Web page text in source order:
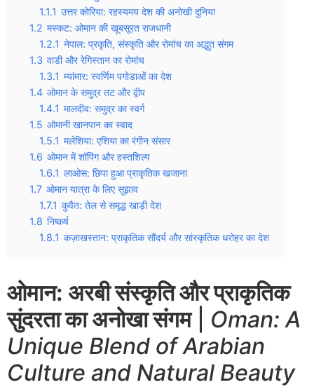
1.1.1 उत्तर कोरिया: रहस्यमय देश की अनोखी दुनिया
1.2 मस्कट: ओमान की खूबसूरत राजधानी
1.2.1 नेपाल: प्रकृति, संस्कृति और रोमांच का अद्भुत संगम
1.3 वाडी और रेगिस्तान का रोमांच
1.3.1 म्यांमार: स्वर्णिम पगोडाओं का देश
1.4 ओमान के समुद्र तट और द्वीप
1.4.1 मालदीव: समुद्र का स्वर्ग
1.5 ओमानी खानपान का स्वाद
1.5.1 मलेशिया: एशिया का रंगीन संसार
1.6 ओमान में शॉपिंग और हस्तशिल्प
1.6.1 लाओस: छिपा हुआ प्राकृतिक खजाना
1.7 ओमान यात्रा के लिए सुझाव
1.7.1 कुवैत: तेल से समृद्ध खाड़ी देश
1.8 निष्कर्ष
1.8.1 कज़ाखस्तान: प्राकृतिक सौंदर्य और सांस्कृतिक धरोहर का देश
ओमान: अरबी संस्कृति और प्राकृतिक
सुंदरता का अनोखा संगम| Oman: A
Unique Blend of Arabian
Culture and Natural Beauty